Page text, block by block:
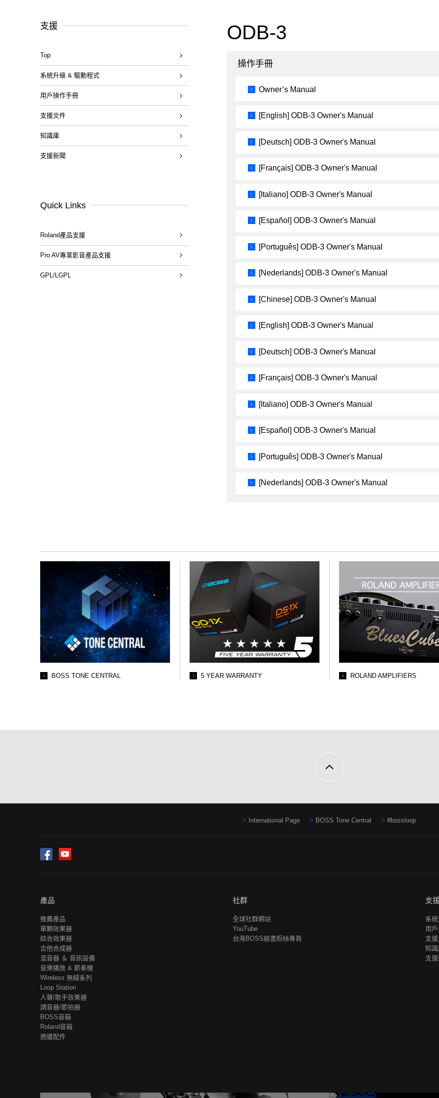
ODB-3
操作手冊
Owner’s Manual
[English] ODB-3 Owner's Manual
[Deutsch] ODB-3 Owner's Manual
[Français] ODB-3 Owner's Manual
[Italiano] ODB-3 Owner's Manual
[Español] ODB-3 Owner's Manual
[Português] ODB-3 Owner's Manual
[Nederlands] ODB-3 Owner's Manual
[Chinese] ODB-3 Owner's Manual
[English] ODB-3 Owner's Manual
[Deutsch] ODB-3 Owner's Manual
[Français] ODB-3 Owner's Manual
[Italiano] ODB-3 Owner's Manual
[Español] ODB-3 Owner's Manual
[Português] ODB-3 Owner's Manual
[Nederlands] ODB-3 Owner's Manual
支援
Top
系統升級 & 驅動程式
用戶操作手冊
支援文件
知識庫
支援新聞
Quick Links
Roland產品支援
Pro AV專業影音產品支援
GPL/LGPL
BOSS TONE CENTRAL 5 YEAR WARRANTY ROLAND AMPLIFIERS
International Page BOSS Tone Central #bossloop
Facebook
產品
推薦產品
單顆效果器
綜合效果器
吉他合成器
混音器 ＆ 音訊設備
音樂播放 & 節奏機
Wireless 無線系列
Loop Station
人聲/歌手效果器
調音器/節拍器
BOSS音箱
Roland音箱
週邊配件
社群
全球社群網站
YouTube
台灣BOSS臉書粉絲專頁
支
系
用
支
知
支